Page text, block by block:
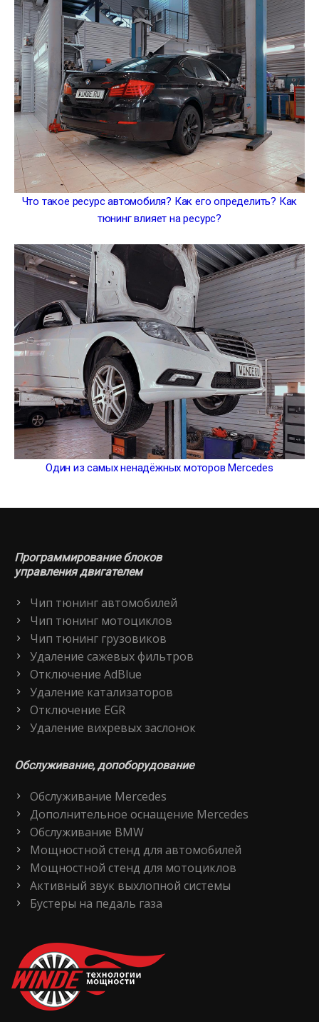
Что такое ресурс автомобиля? Как его определить? Как
тюнинг влияет на ресурс?
Один из самых ненадёжных моторов Mercedes
Программирование блоков
управления двигателем
Чип тюнинг автомобилей
Чип тюнинг мотоциклов
Чип тюнинг грузовиков
Удаление сажевых фильтров
Отключение AdBlue
Удаление катализаторов
Отключение EGR
Удаление вихревых заслонок
Обслуживание, допоборудование
Обслуживание Mercedes
Дополнительное оснащение Mercedes
Обслуживание BMW
Мощностной стенд для автомобилей
Мощностной стенд для мотоциклов
Активный звук выхлопной системы
Бустеры на педаль газа